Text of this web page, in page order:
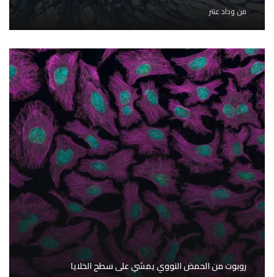
منوداد عنتر
روبوت من الحمض النووي يمشي على سطح الخلايا